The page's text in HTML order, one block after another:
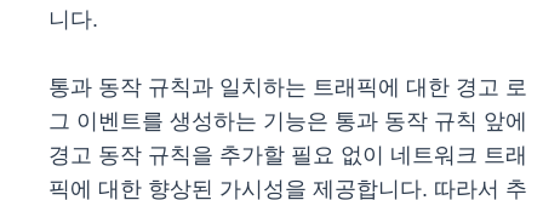
니다.
통과 동작 규칙과 일치하는 트래픽에 대한 경고 로
그 이벤트를 생성하는 기능은 통과 동작 규칙 앞에
경고 동작 규칙을 추가할 필요 없이 네트워크 트래
픽에 대한 향상된 가시성을 제공합니다. 따라서 추